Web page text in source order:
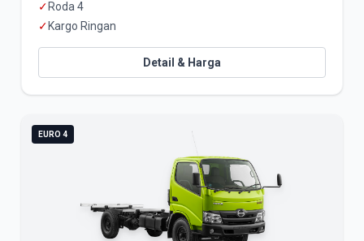
✓ Roda 4
✓ Kargo Ringan
Detail & Harga
EURO 4